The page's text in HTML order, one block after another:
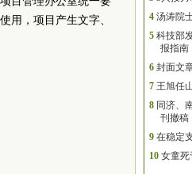
用，项目产生文字、
4 汤涛院
5 科技部
报指南
6 封面文
7 王旭任
8 同济、
刊撤稿
9 在稳定
10 女童死